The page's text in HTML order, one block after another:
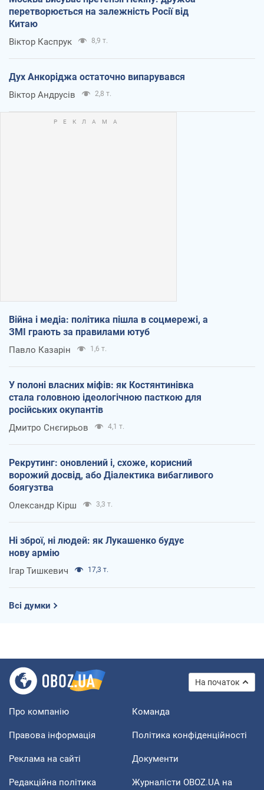
перетворюється на залежність Росії від
Китаю
Віктор Каспрук 8,9 т.
Дух Анкоріджа остаточно випарувався
Віктор Андрусів 2,8 т.
Війна і медіа: політика пішла в соцмережі, а
ЗМІ грають за правилами ютуб
Павло Казарін 1,6 т.
У полоні власних міфів: як Костянтинівка
стала головною ідеологічною пасткою для
російських окупантів
Дмитро Снєгирьов 4,1 т.
Рекрутинг: оновлений і, схоже, корисний
ворожий досвід, або Діалектика вибагливого
боягузтва
Олександр Кірш 3,3 т.
Ні зброї, ні людей: як Лукашенко будує
нову армію
Ігар Тишкевич 17,3 т.
Всі думки
На початок
Про компанію Команда
Правова інформація Політика конфіденційності
Реклама на сайті Документи
Редакційна політика
Журналісти OBOZ.UA на